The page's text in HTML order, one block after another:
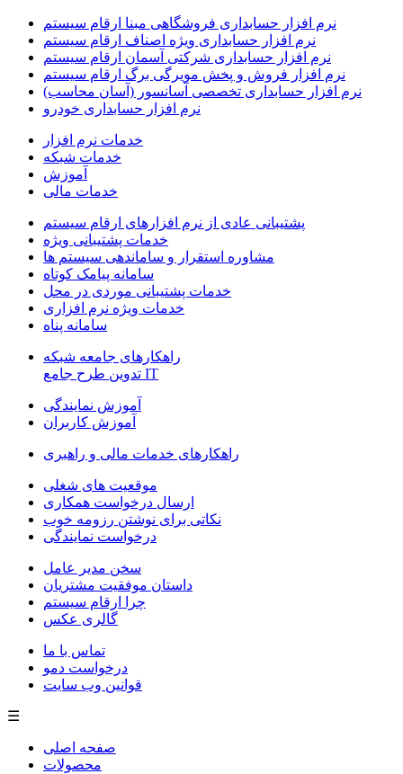
نرم افزار حسابداری فروشگاهی مبنا ارقام سیستم
نرم افزار حسابداری ویژه اصناف ارقام سیستم
نرم افزار حسابداری شرکتی آسمان ارقام سیستم
نرم افزار فروش و پخش مویرگی برگ ارقام سیستم
نرم افزار حسابداری تخصصی آسانسور (آسان محاسب)
نرم افزار حسابداری خودرو
خدمات نرم افزار
خدمات شبکه
آموزش
خدمات مالی
پشتیبانی عادی از نرم افزارهای ارقام سیستم
خدمات پشتیبانی ویژه
مشاوره استقرار و ساماندهی سیستم ها
سامانه پیامک کوتاه
خدمات پشتیبانی موردی در محل
خدمات ویژه نرم افزاری
سامانه پناه
راهکارهای جامعه شبکه
IT تدوین طرح جامع
آموزش نمایندگی
آموزش کاربران
راهکارهای خدمات مالی و راهبری
موقعیت های شغلی
ارسال درخواست همکاری
نکاتی برای نوشتن رزومه خوب
درخواست نمایندگی
سخن مدیر عامل
داستان موفقیت مشتریان
چرا ارقام سیستم
گالری عکس
تماس با ما
درخواست دمو
قوانین وب سایت
☰
صفحه اصلی
محصولات